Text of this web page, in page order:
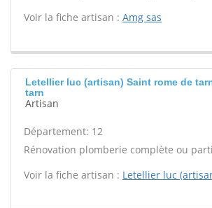
Voir la fiche artisan : Amg sas
Letellier luc (artisan) Saint rome de
tarn
Artisan
Département: 12
Rénovation plomberie complète ou
Voir la fiche artisan : Letellier luc